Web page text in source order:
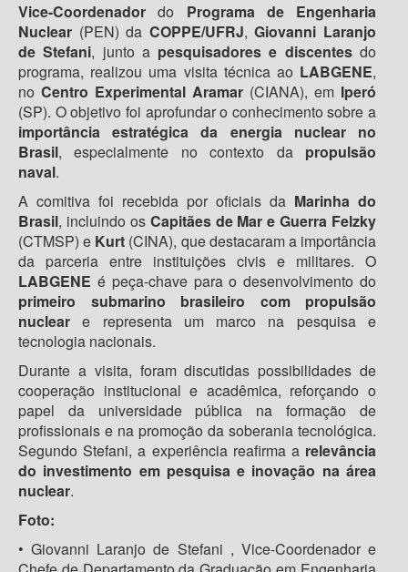
Vice-Coordenador do Programa de Engenharia
Nuclear (PEN) da COPPE/UFRJ,Giovanni Laranjo
de Stefani, junto a pesquisadores e discentesdo
programa, realizou uma visita técnica ao LABGENE,
no Centro Experimental Aramar (CIANA), em Iperó
(SP). O objetivo foi aprofundar o conhecimento sobre a
importância estratégica da energia nuclear no
Brasil, especialmente no contexto da propulsão
naval.
A comitiva foi recebida por oficiais da Marinha do
Brasil, incluindo os Capitães de Mar e Guerra Felzky
(CTMSP) e Kurt (CINA), que destacaram a importância
da parceria entre instituições civis e militares. O
LABGENE é peça-chave para o desenvolvimento do
primeiro submarino brasileiro com propulsão
nuclear e representa um marco na pesquisa e
tecnologia nacionais.
Durante a visita, foram discutidas possibilidades de
cooperação institucional e acadêmica, reforçando o
papel da universidade pública na formação de
profissionais e na promoção da soberania tecnológica.
Segundo Stefani, a experiência reafirma a relevância
do investimento em pesquisa e inovação na área
nuclear.
Foto:
• Giovanni Laranjo de Stefani , Vice-Coordenador e